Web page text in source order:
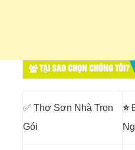
TẠI SAO CHỌN CHÚNG TÔI?
✅ Thợ Sơn Nhà Trọn
Gói
⭐